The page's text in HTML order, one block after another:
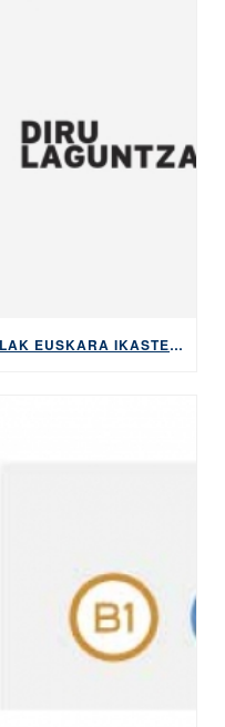
ZABALIK DAGO BILBOKO UDALAK EUSKARA IKASTEKO ESKAINTZEN DITUEN DIRULAGUNTZAK ESKATZEKO EPEA, 2026KO MAIATZAREN 5ERA ARTE